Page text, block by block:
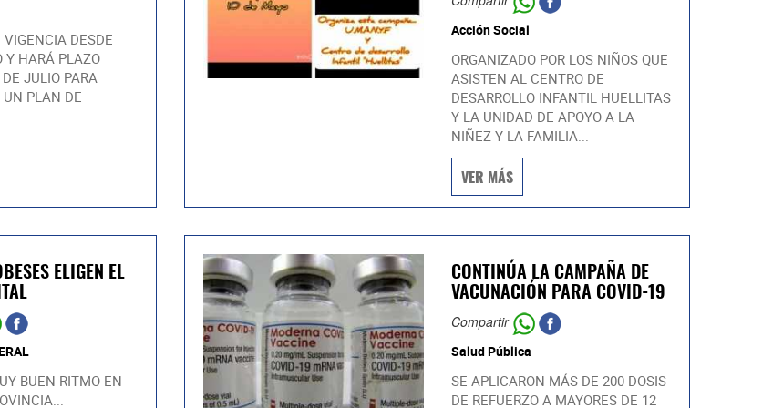
DESDE
Y HARÁ PLAZO
JULIO PARA
UN PLAN DE
Acción Social
ORGANIZADO POR LOS NIÑOS QUE
ASISTEN AL CENTRO DE
DESARROLLO INFANTIL HUELLITAS
Y LA UNIDAD DE APOYO A LA
NIÑEZ Y LA FAMILIA...
VER MÁS
ELIGEN EL
BUEN RITMO EN
CONTINÚA LA CAMPAÑA DE
VACUNACIÓN PARA COVID-19
Compartir
Salud Pública
SE APLICARON MÁS DE 200 DOSIS
DE REFUERZO A MAYORES DE 12